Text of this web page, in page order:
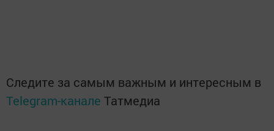
Следите за самым важным и интересным в
Telegram-канале Татмедиа